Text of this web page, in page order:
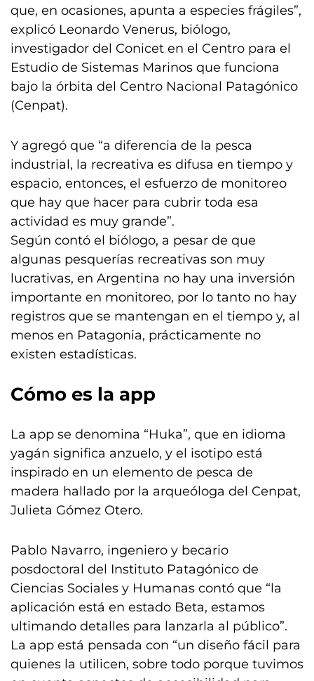
que, en ocasiones, apunta a especies frágiles”,
explicó Leonardo Venerus, biólogo,
investigador del Conicet en el Centro para el
Estudio de Sistemas Marinos que funciona
bajo la órbita del Centro Nacional Patagónico
(Cenpat).
Y agregó que “a diferencia de la pesca
industrial, la recreativa es difusa en tiempo y
espacio, entonces, el esfuerzo de monitoreo
que hay que hacer para cubrir toda esa
actividad es muy grande”.
Según contó el biólogo, a pesar de que
algunas pesquerías recreativas son muy
lucrativas, en Argentina no hay una inversión
importante en monitoreo, por lo tanto no hay
registros que se mantengan en el tiempo y, al
menos en Patagonia, prácticamente no
existen estadísticas.
Cómo es la app
La app se denomina “Huka”, que en idioma
yagán significa anzuelo, y el isotipo está
inspirado en un elemento de pesca de
madera hallado por la arqueóloga del Cenpat,
Julieta Gómez Otero.
Pablo Navarro, ingeniero y becario
posdoctoral del Instituto Patagónico de
Ciencias Sociales y Humanas contó que “la
aplicación está en estado Beta, estamos
ultimando detalles para lanzarla al público”.
La app está pensada con “un diseño fácil para
quienes la utilicen, sobre todo porque tuvimos